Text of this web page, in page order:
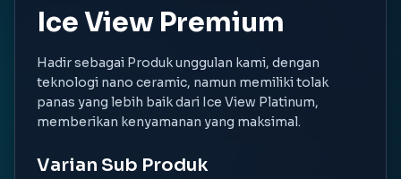
Ice View Premium
Hadir sebagai Produk unggulan kami, dengan
teknologi nano ceramic, namun memiliki tolak
panas yang lebih baik dari Ice View Platinum,
memberikan kenyamanan yang maksimal.
Varian Sub Produk